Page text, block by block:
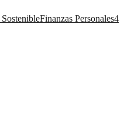
SostenibleFinanzas Personales4